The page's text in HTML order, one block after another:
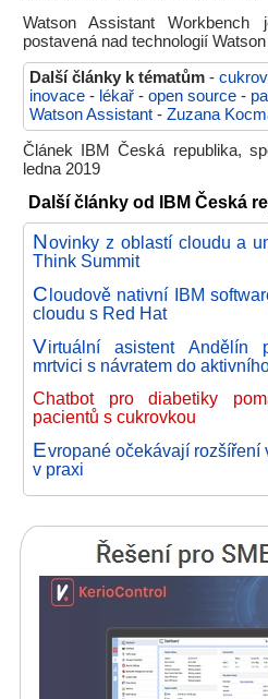
Watson Assistant Workbench
postavená nad technologií
Další články k tématům -
inovace - lékař - open source -
Watson Assistant - Zuzana
Článek IBM Česká republika,
ledna 2019
Další články od IBM Česká
Novinky z oblastí cloudu a
Think Summit
Cloudově nativní IBM
cloudu s Red Hat
Virtuální asistent Andělín
mrtvici s návratem do
Chatbot pro diabetiky
pacientů s cukrovkou
Evropané očekávají
v praxi